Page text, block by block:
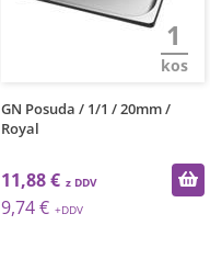
1
kos
GN Posuda / 1/1 / 20mm /
Royal
11,88 €
9,74 €